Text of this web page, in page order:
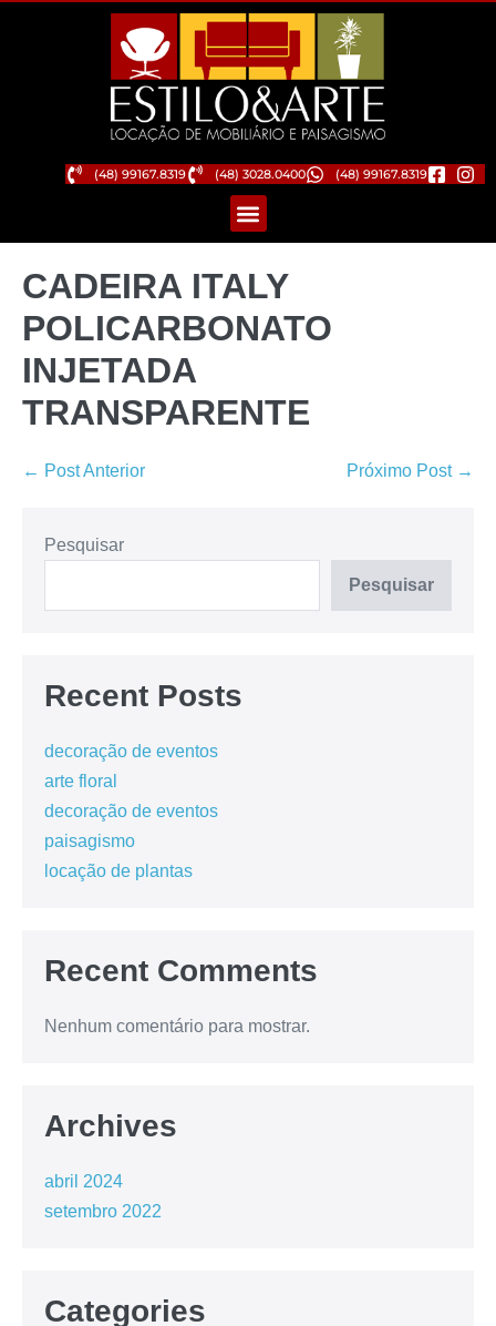
(48) 99167.8319 (48) 3028.0400 (48) 99167.8319
CADEIRA ITALY
POLICARBONATO
INJETADA
TRANSPARENTE
← Post Anterior Próximo Post →
Pesquisar
Pesquisar
Recent Posts
decoração de eventos
arte floral
decoração de eventos
paisagismo
locação de plantas
Recent Comments
Nenhum comentário para mostrar.
Archives
abril 2024
setembro 2022
Categories